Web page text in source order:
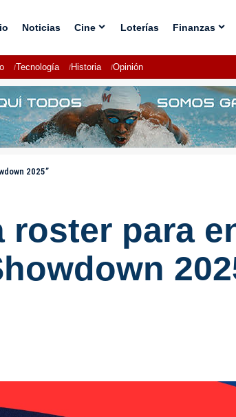
Noticias Cine Loterías Finanzas
Tecnología Historia Opinión
2025”
para